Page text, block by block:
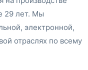
29 лет. Мы
электронной,
отраслях по всему